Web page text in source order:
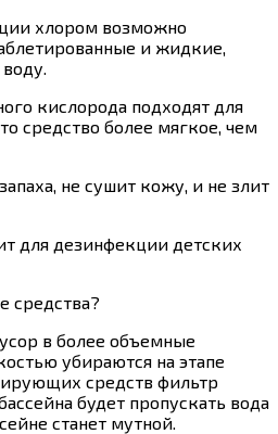
хлором возможно
и жидкие,
кислорода подходят для
средство более мягкое, чем
не сушит кожу, и не злит
для дезинфекции детских
средства?
в более объемные
убираются на этапе
средств фильтр
будет пропускать вода
станет мутной.